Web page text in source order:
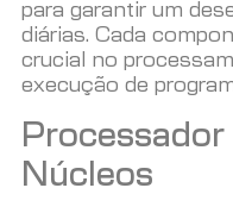
para garantir um
diárias. Cada
crucial no
execução de
Núcleos